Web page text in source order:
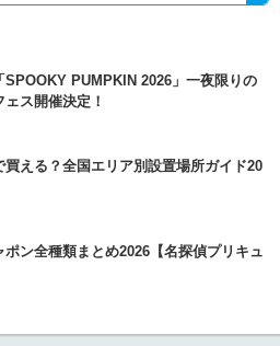
SPOOKY PUMPKIN 2026」一夜限りの
ス開催決定！
買える？全国エリア別設置場所ガイド20
ン全種類まとめ2026【名探偵プリキュ